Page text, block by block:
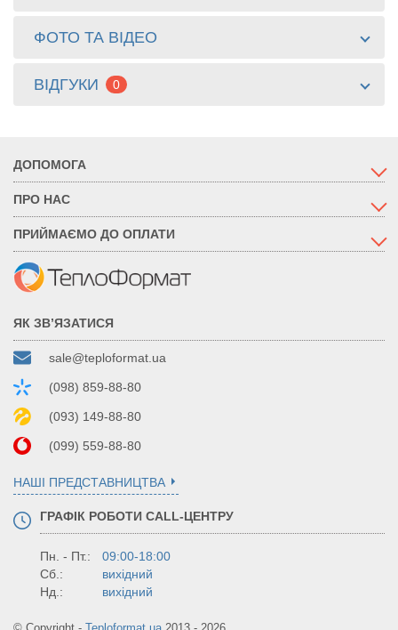
ФОТО ТА ВІДЕО
ВІДГУКИ 0
ДОПОМОГА
ПРО НАС
ПРИЙМАЄМО ДО ОПЛАТИ
ЯК ЗВ’ЯЗАТИСЯ
sale@teploformat.ua
(098) 859-88-80
(093) 149-88-80
(099) 559-88-80
НАШІ ПРЕДСТАВНИЦТВА
ГРАФІК РОБОТИ CALL-ЦЕНТРУ
Пн. - Пт.:
09:00-18:00
Сб.:
вихідний
Нд.:
вихідний